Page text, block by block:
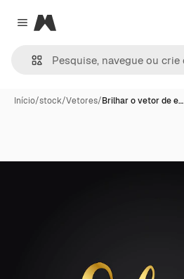
Close menu
Magnific
Início/stock/Vetores/Brilhar o vetor de e…